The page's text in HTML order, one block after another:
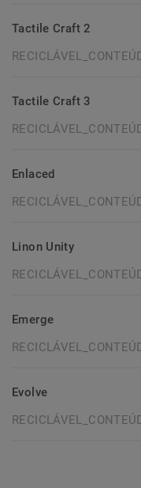
Tactile Craft 2
Tactile Craft 3
Enlaced
Linon Unity
Emerge
Evolve